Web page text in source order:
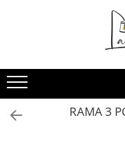
Corpuri de iluminat
Aplice pentru exterior
Iluminat stradalRAMA 3